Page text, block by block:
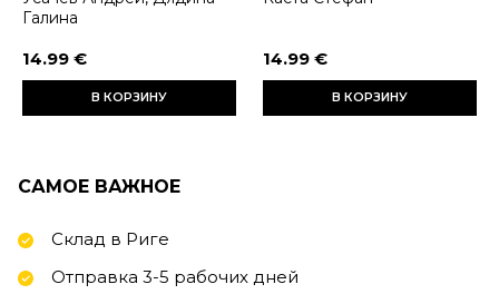
Галина
14.99 €
В КОРЗИНУ
14.99 €
В КОРЗИНУ
САМОЕ ВАЖНОЕ
Склад в Риге
Отправка 3-5 рабочих дней